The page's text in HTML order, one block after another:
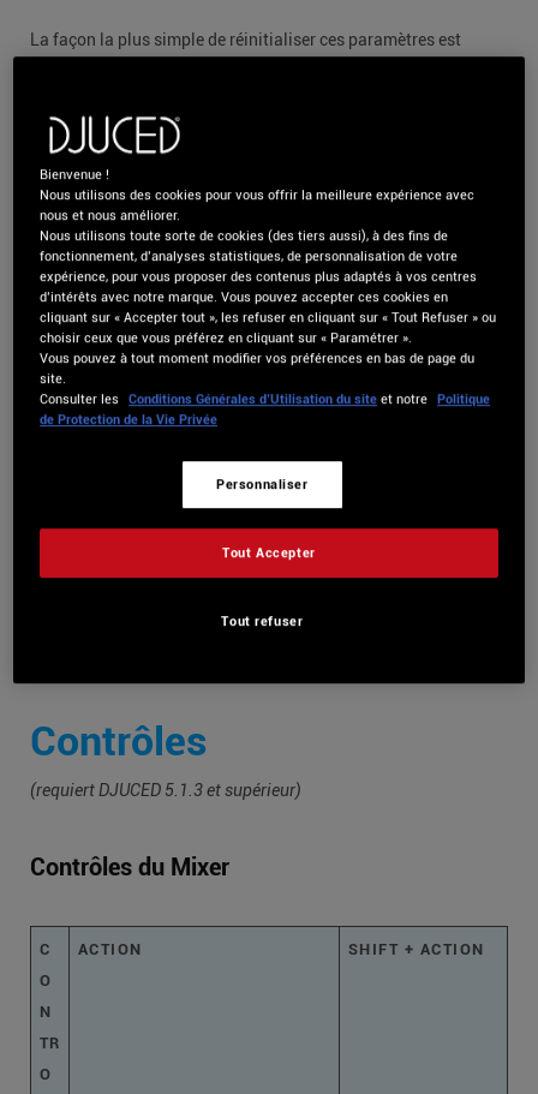
La façon la plus simple de réinitialiser ces paramètres est
reinitialiser-les-parametres-audio-par-defaut/?lang=fr
Configuration MIDI
La configuration midi de l’Hercules P32DJ avec DJUCED est
automatique.
DJUCED détecte automatiquement le contrôleur lorsqu’il est
connecté à l’ordinateur par le port USB et mappe le contrôleur.
Pour obtenir les meilleures performances MIDI, il est conseillé
Nous vous conseillons de toujours executer dans l’ordre :
1- Démarrez votre ordinateur
2- Connectez votre contrôleur DJ au port USB de l’ordinateur et
Contrôles
(requiert DJUCED 5.1.3 et supérieur)
Contrôles du Mixer
C
O
N
TR
O
ACTION SHIFT + ACTION
Bienvenue !
Nous utilisons des cookies pour vous offrir la meilleure expérience avec
nous et nous améliorer.
Nous utilisons toute sorte de cookies (des tiers aussi), à des fins de
fonctionnement, d’analyses statistiques, de personnalisation de votre
expérience, pour vous proposer des contenus plus adaptés à vos centres
d’intérêts avec notre marque. Vous pouvez accepter ces cookies en
cliquant sur « Accepter tout », les refuser en cliquant sur « Tout Refuser » ou
choisir ceux que vous préférez en cliquant sur « Paramétrer ».
Vous pouvez à tout moment modifier vos préférences en bas de page du
site.
Consulter les Conditions Générales d’Utilisation du site et notre Politique
de Protection de la Vie Privée
Personnaliser
Tout refuser
Tout Accepter